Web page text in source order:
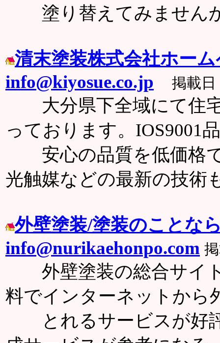
塗り替えてみませんか
清末塗装株式会社ホー
info@kiyosue.co.jp
掲載日
大分県下全域にて住宅
っております。IOS9001
安心の品質を低価格で
光触媒などの最新の技術
外壁塗装/塗装のことな
info@nurikaehonpo.com
外壁塗装の総合サイト
料でインターネットから
とれるサービスが好評